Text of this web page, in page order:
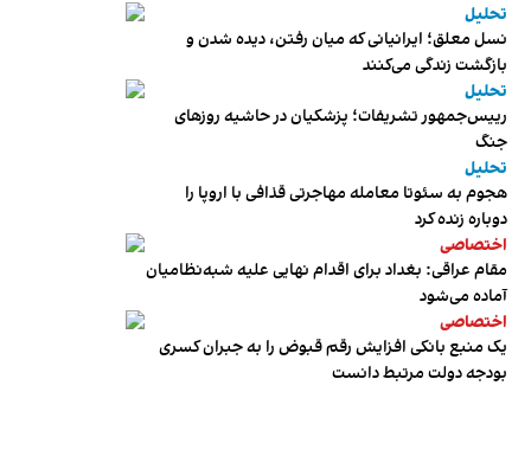
تحلیل
نسل معلق؛ ایرانیانی که میان رفتن، دیده شدن و
بازگشت زندگی می‌کنند
تحلیل
رییس‌جمهور تشریفات؛ پزشکیان در حاشیه روزهای
جنگ
تحلیل
هجوم به سئوتا معامله مهاجرتی قذافی با اروپا را
دوباره زنده کرد
اختصاصی
مقام عراقی: بغداد برای اقدام نهایی علیه شبه‌نظامیان
آماده می‌شود
اختصاصی
یک منبع بانکی افزایش رقم قبوض را به جبران کسری
بودجه دولت مرتبط دانست